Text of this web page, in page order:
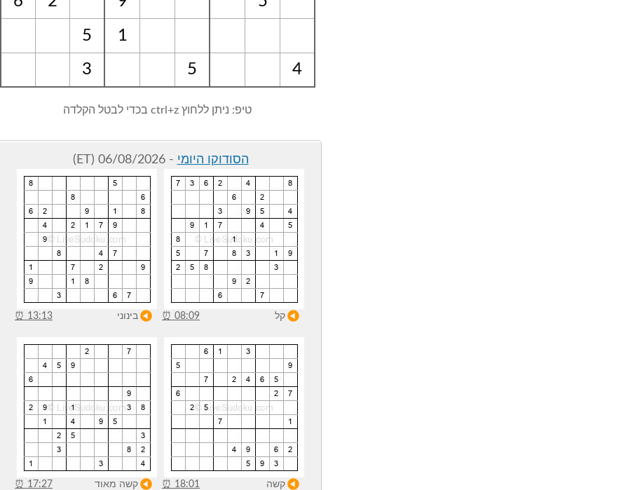
5
1
3
5 4
טיפ: ניתן ללחוץ ctrl+z בכדי לבטל הקלדה
הסודוקו היומי - 06/08/2026 (ET)
קל 08:09
⏰ בינוני 13:13
⏰
קשה 18:01
⏰ קשה מאוד 17:27
⏰